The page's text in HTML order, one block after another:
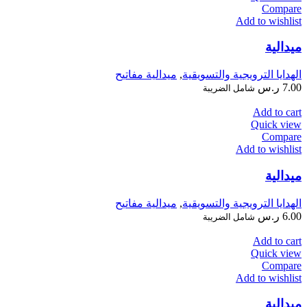
Compare
Add to wishlist
ميدالية
الهدايا الترويجية والتسويقية, ميدالية مفاتيح
7.00 ر.س شامل الضريبة
Add to cart
Quick view
Compare
Add to wishlist
ميدالية
الهدايا الترويجية والتسويقية, ميدالية مفاتيح
6.00 ر.س شامل الضريبة
Add to cart
Quick view
Compare
Add to wishlist
ميدالية